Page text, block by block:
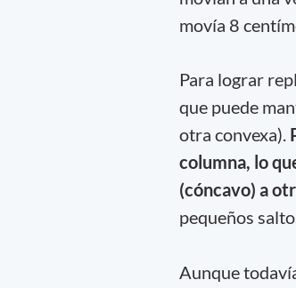
movía 8
Para lograr
que puede
otra convexa).
columna, lo
(cóncavo) a
pequeños
Aunque